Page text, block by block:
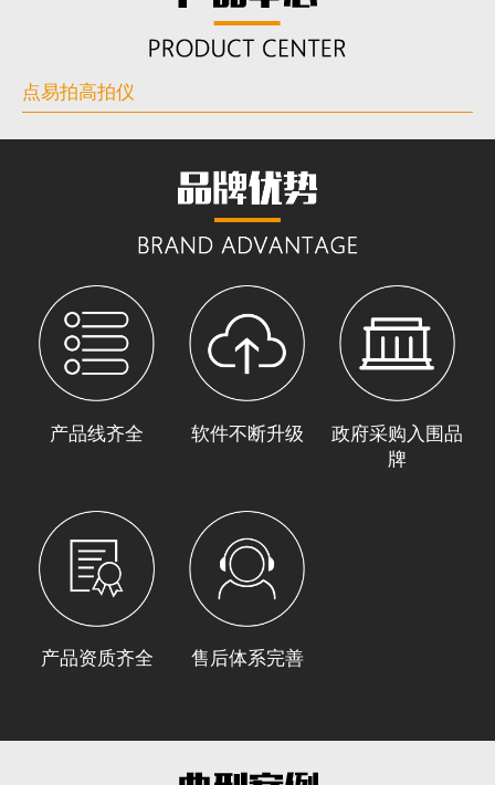
点易拍高拍仪
产品线齐全 软件不断升级
政府采购入围品
牌
产品资质齐全 售后体系完善